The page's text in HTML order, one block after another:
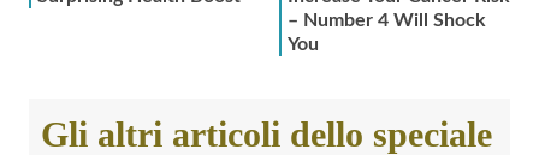
Gli altri articoli dello speciale